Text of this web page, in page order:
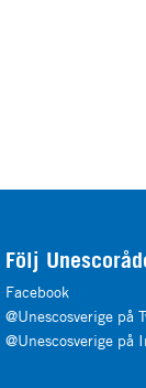
Följ
Facebook
@Unescosverige på
@Unescosverige på